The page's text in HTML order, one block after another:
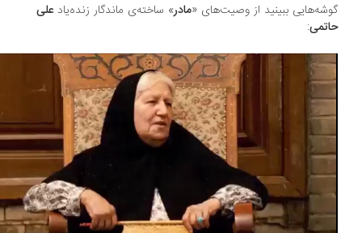
ببینید از وصیت‌های «مادر» ساخته‌ی ماندگار زنده‌یادعلی
: